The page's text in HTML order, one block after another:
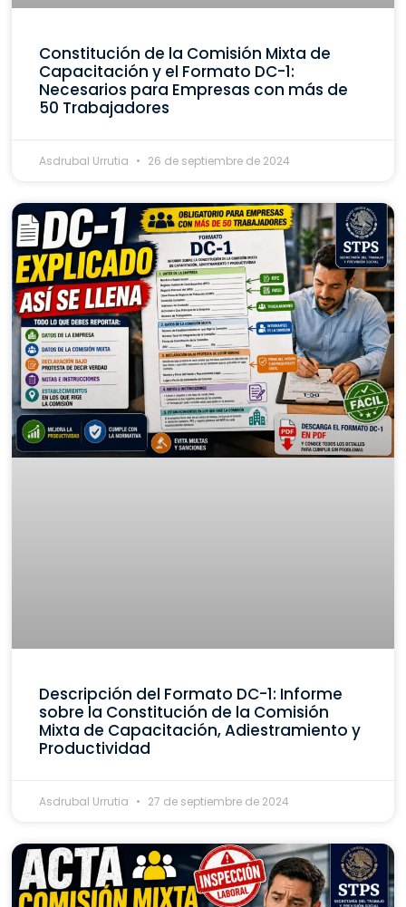
Constitución de la Comisión Mixta de
Capacitación y el Formato DC-1:
Necesarios para Empresas con más de
50 Trabajadores
Asdrubal Urrutia 26 de septiembre de 2024
Descripción del Formato DC-1: Informe
sobre la Constitución de la Comisión
Mixta de Capacitación, Adiestramiento y
Productividad
Asdrubal Urrutia 27 de septiembre de 2024